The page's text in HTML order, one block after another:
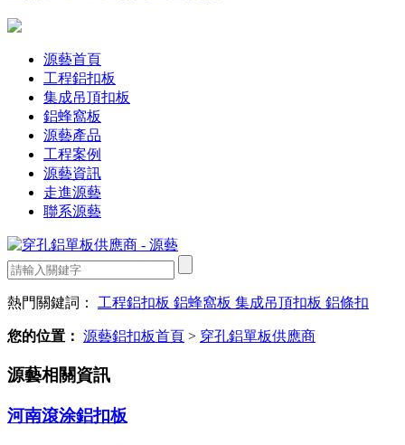
源藝首頁
工程鋁扣板
集成吊頂扣板
鋁蜂窩板
源藝產品
工程案例
源藝資訊
走進源藝
聯系源藝
熱門關鍵詞： 工程鋁扣板 鋁蜂窩板 集成吊頂扣板 鋁條扣
您的位置： 源藝鋁扣板首頁 > 穿孔鋁單板供應商
源藝相關資訊
河南滾涂鋁扣板